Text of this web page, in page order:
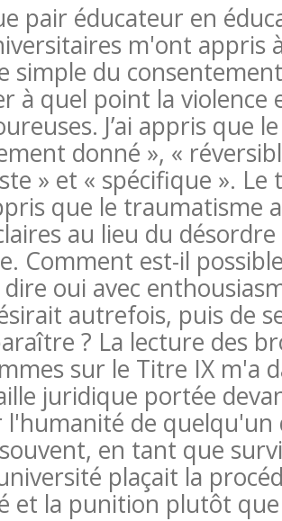
pair éducateur en
m'ont appris
simple du
à quel point la violence
J’ai appris que
donné », «
» et « spécifique ». Le
que le traumatisme
au lieu du
Comment est-il
oui avec
autrefois, puis de
? La lecture des
sur le Titre IX m'a
juridique portée
l'humanité de
en tant que
plaçait la
et la punition plutôt